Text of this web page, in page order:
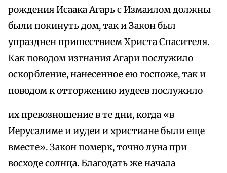
рождения Исаака Агарь с Измаилом должны
были покинуть дом, так и Закон был
упразднен пришествием Христа Спасителя.
Как поводом изгнания Агари послужило
оскорбление, нанесенное ею госпоже, так и
поводом к отторжению иудеев послужило
их превозношение в те дни, когда «в
Иерусалиме и иудеи и христиане были еще
вместе». Закон померк, точно луна при
восходе солнца. Благодать же начала